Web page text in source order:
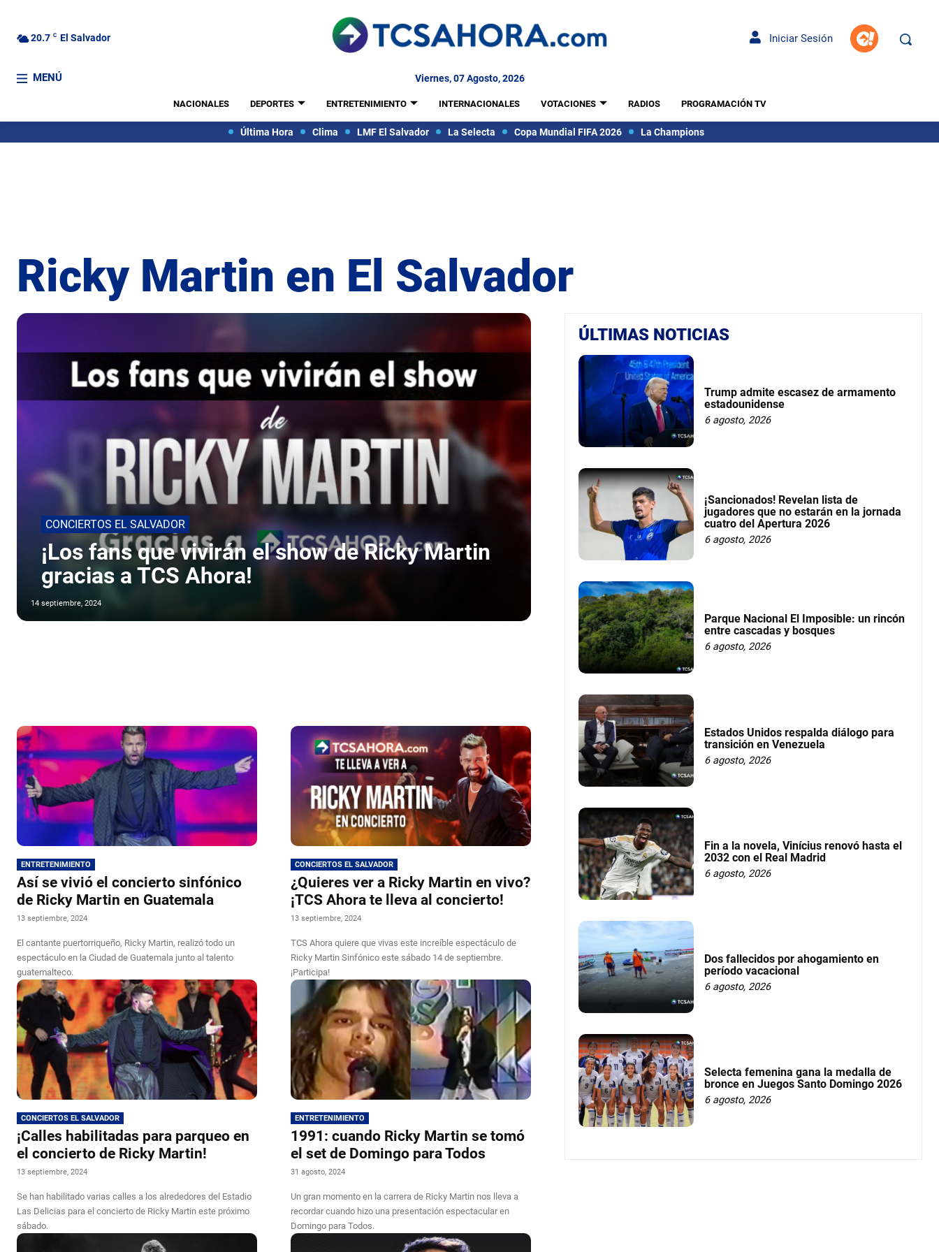
20.7 C El Salvador Iniciar Sesión
MENÚ Viernes, 07 Agosto, 2026
NACIONALES DEPORTES ENTRETENIMIENTO INTERNACIONALES VOTACIONES RADIOS PROGRAMACIÓN TV
Última Hora Clima LMF El Salvador La Selecta Copa Mundial FIFA 2026 La Champions
Ricky Martin en El Salvador
CONCIERTOS EL SALVADOR
¡Los fans que vivirán el show de Ricky Martin
gracias a TCS Ahora!
14 septiembre, 2024
ENTRETENIMIENTO
Así se vivió el concierto sinfónico
de Ricky Martin en Guatemala
13 septiembre, 2024
El cantante puertorriqueño, Ricky Martin, realizó todo un
espectáculo en la Ciudad de Guatemala junto al talento
guatemalteco.
CONCIERTOS EL SALVADOR
¿Quieres ver a Ricky Martin en vivo?
¡TCS Ahora te lleva al concierto!
13 septiembre, 2024
TCS Ahora quiere que vivas este increíble espectáculo de
Ricky Martin Sinfónico este sábado 14 de septiembre.
¡Participa!
CONCIERTOS EL SALVADOR
¡Calles habilitadas para parqueo en
el concierto de Ricky Martin!
13 septiembre, 2024
Se han habilitado varias calles a los alrededores del Estadio
Las Delicias para el concierto de Ricky Martin este próximo
sábado.
ENTRETENIMIENTO
1991: cuando Ricky Martin se tomó
el set de Domingo para Todos
31 agosto, 2024
Un gran momento en la carrera de Ricky Martin nos lleva a
recordar cuando hizo una presentación espectacular en
Domingo para Todos.
ÚLTIMAS NOTICIAS
Trump admite escasez de armamento
estadounidense
6 agosto, 2026
¡Sancionados! Revelan lista de
jugadores que no estarán en la jornada
cuatro del Apertura 2026
6 agosto, 2026
Parque Nacional El Imposible: un rincón
entre cascadas y bosques
6 agosto, 2026
Estados Unidos respalda diálogo para
transición en Venezuela
6 agosto, 2026
Fin a la novela, Vinícius renovó hasta el
2032 con el Real Madrid
6 agosto, 2026
Dos fallecidos por ahogamiento en
período vacacional
6 agosto, 2026
Selecta femenina gana la medalla de
bronce en Juegos Santo Domingo 2026
6 agosto, 2026